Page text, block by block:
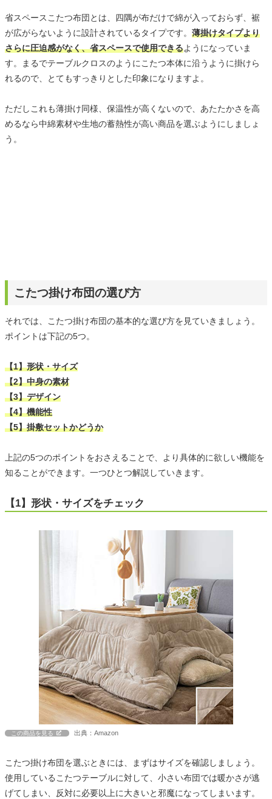
省スペースこたつ布団とは、四隅が布だけで綿が入っておらず、裾
が広がらないように設計されているタイプです。 薄掛けタイプより
さらに圧迫感がなく、省スペースで使用できるようになっていま
す。まるでテーブルクロスのようにこたつ本体に沿うように掛けら
れるので、とてもすっきりとした印象になりますよ。
ただしこれも薄掛け同様、保温性が高くないので、あたたかさを高
めるなら中綿素材や生地の蓄熱性が高い商品を選ぶようにしましょ
う。
こたつ掛け布団の選び方
それでは、こたつ掛け布団の基本的な選び方を見ていきましょう。
ポイントは下記の5つ。
【1】形状・サイズ
【2】中身の素材
【3】デザイン
【4】機能性
【5】掛敷セットかどうか
上記の5つのポイントをおさえることで、より具体的に欲しい機能を
知ることができます。一つひとつ解説していきます。
【1】形状・サイズをチェック
この商品を見る 出典：Amazon
こたつ掛け布団を選ぶときには、まずはサイズを確認しましょう。
使用しているこたつテーブルに対して、小さい布団では暖かさが逃
げてしまい、反対に必要以上に大きいと邪魔になってしまいます。